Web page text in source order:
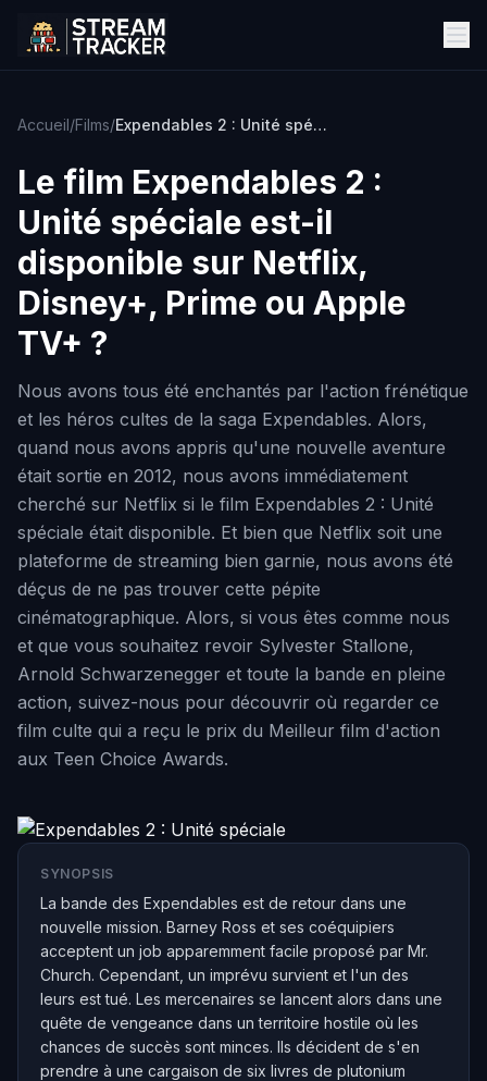
Accueil/Films/ Expendables 2 : Unité spéciale
Le film Expendables 2 :
Unité spéciale est-il
disponible sur Netflix,
Disney+, Prime ou Apple
TV+ ?
Nous avons tous été enchantés par l'action frénétique
et les héros cultes de la saga Expendables. Alors,
quand nous avons appris qu'une nouvelle aventure
était sortie en 2012, nous avons immédiatement
cherché sur Netflix si le film Expendables 2 : Unité
spéciale était disponible. Et bien que Netflix soit une
plateforme de streaming bien garnie, nous avons été
déçus de ne pas trouver cette pépite
cinématographique. Alors, si vous êtes comme nous
et que vous souhaitez revoir Sylvester Stallone,
Arnold Schwarzenegger et toute la bande en pleine
action, suivez-nous pour découvrir où regarder ce
film culte qui a reçu le prix du Meilleur film d'action
aux Teen Choice Awards.
SYNOPSIS
La bande des Expendables est de retour dans une
nouvelle mission. Barney Ross et ses coéquipiers
acceptent un job apparemment facile proposé par Mr.
Church. Cependant, un imprévu survient et l'un des
leurs est tué. Les mercenaires se lancent alors dans une
quête de vengeance dans un territoire hostile où les
chances de succès sont minces. Ils décident de s'en
prendre à une cargaison de six livres de plutonium